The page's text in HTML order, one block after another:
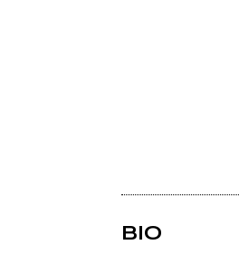
BIO